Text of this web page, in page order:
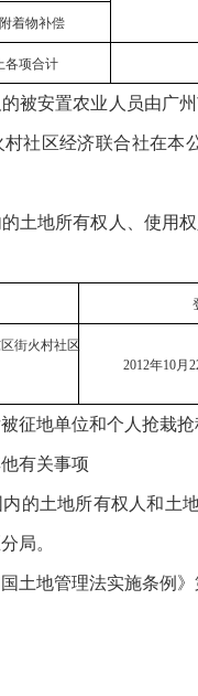
着物补偿
各项合计
的被安置农业人员由广
社区经济联合社在
土地所有权人、使用
街火村社区
2012年10月
征地单位和个人抢栽
有关事项
内的土地所有权人和
局。
国土地管理法实施条例